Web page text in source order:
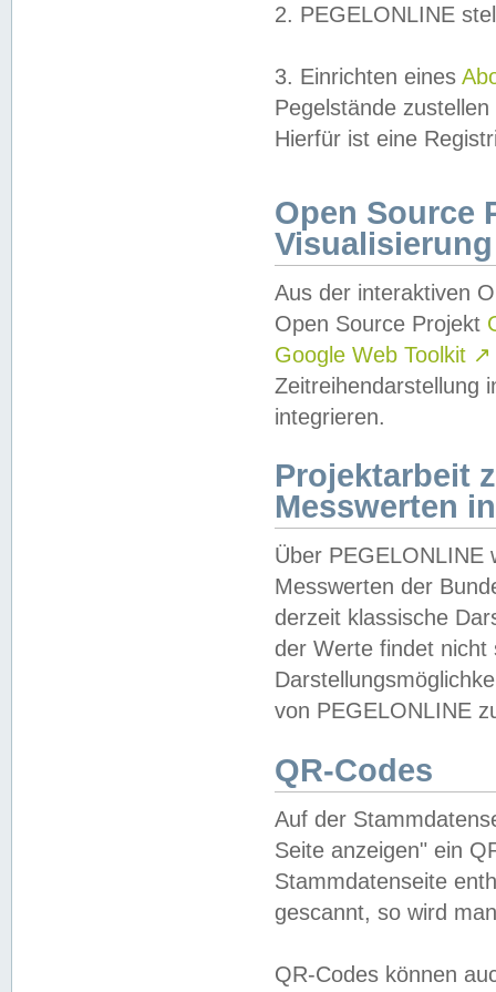
2. PEGELONLINE
3. Einrichten eines
Pegelstände
Hierfür ist eine
Open Source
Visualisierung
Aus der interaktiven
Open Source Projekt
Google Web Toolkit ↗
Zeitreihendarstellung
integrieren.
Projektarbeit
Messwerten
Über PEGELONLINE
Messwerten der
derzeit klassische
der Werte findet
von PEGELONLINE
QR-Codes
Auf der
Seite anzeigen" ein
Stammdatenseite
gescannt, so wird
QR-Codes können